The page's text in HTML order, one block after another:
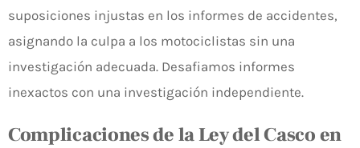
suposiciones injustas en los informes de accidentes,
asignando la culpa a los motociclistas sin una
investigación adecuada. Desafiamos informes
inexactos con una investigación independiente.
Complicaciones de la Ley del Casco en